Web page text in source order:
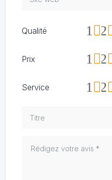
Qualité 2
1
Prix 2
1
Service 2
1